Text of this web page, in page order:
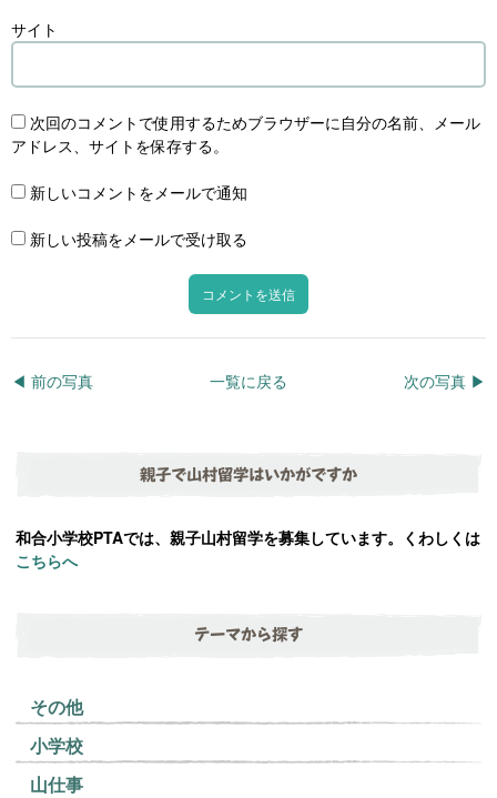
サイト
次回のコメントで使用するためブラウザーに自分の名前、メール
アドレス、サイトを保存する。
新しいコメントをメールで通知
新しい投稿をメールで受け取る
◀︎ 前の写真 次の写真 ▶︎
一覧に戻る
親子で山村留学はいかがですか
和合小学校PTAでは、親子山村留学を募集しています。くわしくは
こちらへ
テーマから探す
その他
小学校
山仕事